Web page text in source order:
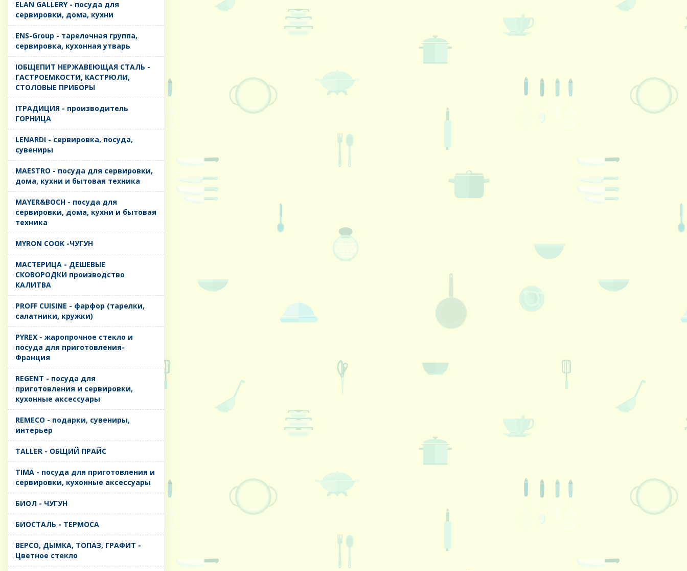
ELAN GALLERY - посуда для
сервировки, дома, кухни
ENS-Group - тарелочная группа,
сервировка, кухонная утварь
IОБЩЕПИТ НЕРЖАВЕЮЩАЯ СТАЛЬ -
ГАСТРОЕМКОСТИ, КАСТРЮЛИ,
СТОЛОВЫЕ ПРИБОРЫ
IТРАДИЦИЯ - производитель
ГОРНИЦА
LENARDI - сервировка, посуда,
сувениры
MAESTRO - посуда для сервировки,
дома, кухни и бытовая техника
MAYER&BOCH - посуда для
сервировки, дома, кухни и бытовая
техника
MYRON COOK -ЧУГУН
MАСТЕРИЦА - ДЕШЕВЫЕ
СКОВОРОДКИ производство
КАЛИТВА
PROFF CUISINE - фарфор (тарелки,
салатники, кружки)
PYREX - жаропрочное стекло и
посуда для приготовления-
Франция
REGENT - посуда для
приготовления и сервировки,
кухонные аксессуары
REMECO - подарки, сувениры,
интерьер
TALLER - ОБЩИЙ ПРАЙС
TIMA - посуда для приготовления и
сервировки, кухонные аксессуары
БИОЛ - ЧУГУН
БИОСТАЛЬ - ТЕРМОСА
ВЕРСО, ДЫМКА, ТОПАЗ, ГРАФИТ -
Цветное стекло